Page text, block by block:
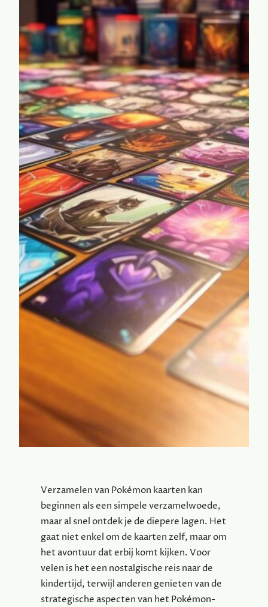
Verzamelen van Pokémon kaarten kan
beginnen als een simpele verzamelwoede,
maar al snel ontdek je de diepere lagen. Het
gaat niet enkel om de kaarten zelf, maar om
het avontuur dat erbij komt kijken. Voor
velen is het een nostalgische reis naar de
kindertijd, terwijl anderen genieten van de
strategische aspecten van het Pokémon-